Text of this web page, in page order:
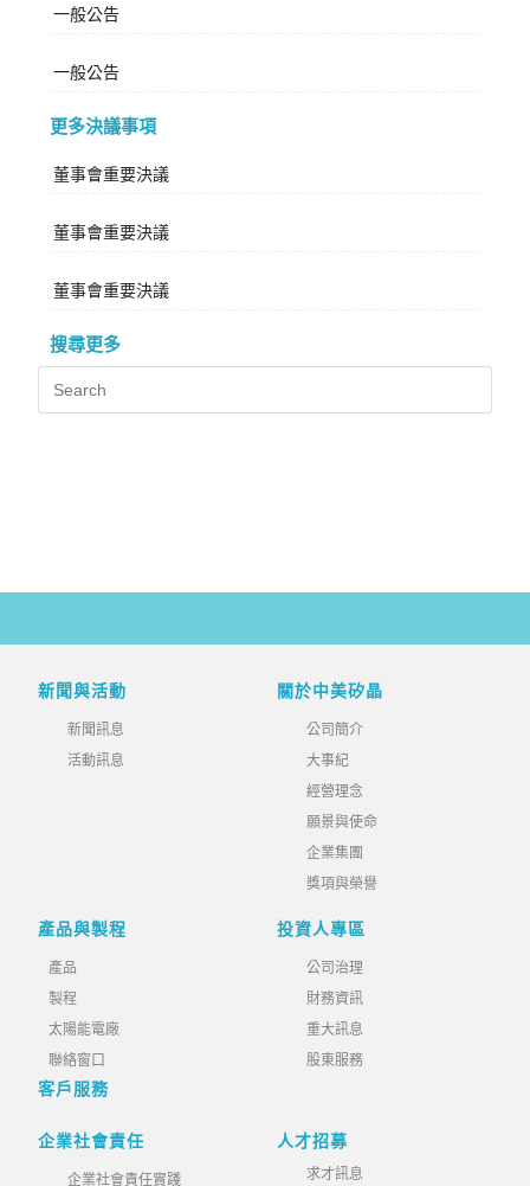
一般公告
一般公告
更多決議事項
董事會重要決議
董事會重要決議
董事會重要決議
搜尋更多
新聞與活動
新聞訊息
活動訊息
關於中美矽晶
公司簡介
大事紀
經營理念
願景與使命
企業集團
獎項與榮譽
產品與製程
產品
製程
太陽能電廠
聯絡窗口
客戶服務
投資人專區
公司治理
財務資訊
重大訊息
股東服務
企業社會責任
企業社會責任實踐
人才招募
求才訊息